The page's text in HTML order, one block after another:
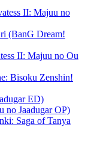
II: Majuu no
(BanG Dream!
II: Majuu no Ou
Bisoku Zenshin!
ED)
Jaadugar OP)
Saga of Tanya